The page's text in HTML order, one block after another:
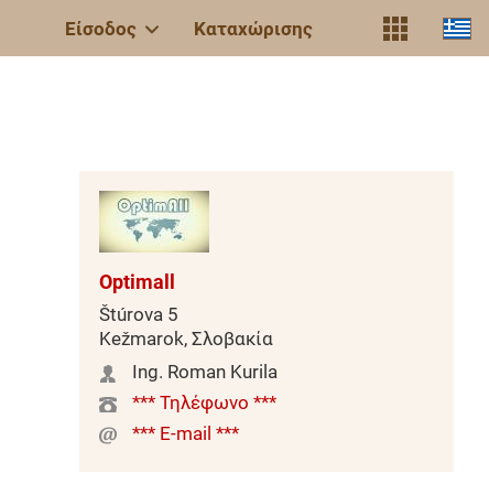
Είσοδος Καταχώρισης
Optimall
Štúrova 5
Kežmarok, Σλοβακία
Ing. Roman Kurila
*** Τηλέφωνο ***
*** E-mail ***